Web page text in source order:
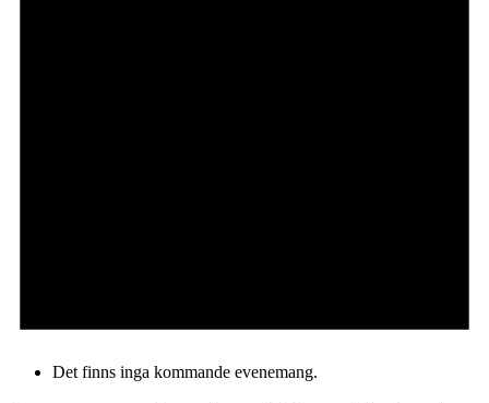
Det finns inga kommande evenemang.